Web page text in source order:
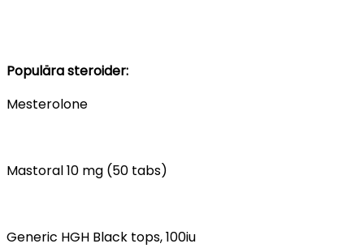
Populära steroider:
Mesterolone
Mastoral 10 mg (50 tabs)
Generic HGH Black tops, 100iu